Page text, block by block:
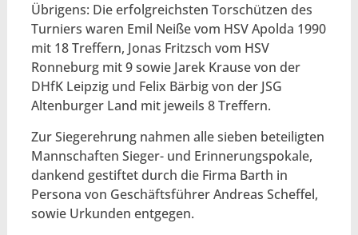
Übrigens: Die erfolgreichsten Torschützen des
Turniers waren Emil Neiße vom HSV Apolda 1990
mit 18 Treffern, Jonas Fritzsch vom HSV
Ronneburg mit 9 sowie Jarek Krause von der
DHfK Leipzig und Felix Bärbig von der JSG
Altenburger Land mit jeweils 8 Treffern.
Zur Siegerehrung nahmen alle sieben beteiligten
Mannschaften Sieger- und Erinnerungspokale,
dankend gestiftet durch die Firma Barth in
Persona von Geschäftsführer Andreas Scheffel,
sowie Urkunden entgegen.